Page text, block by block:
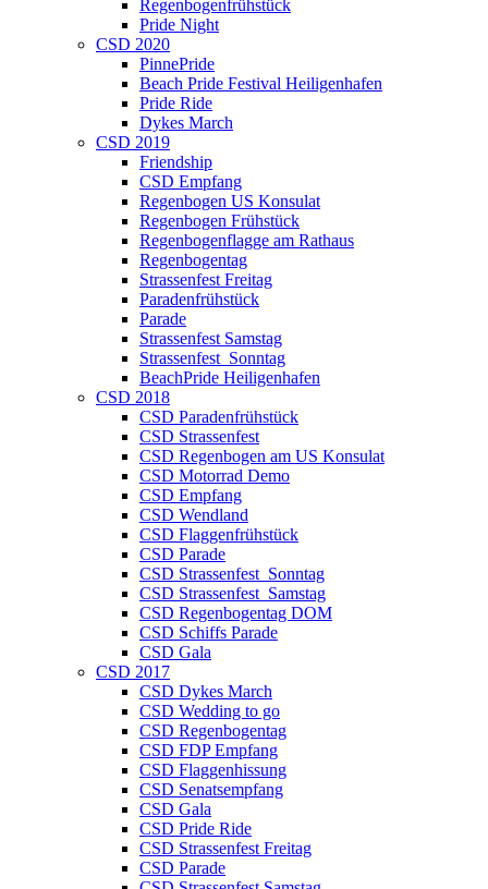
Regenbogenfrühstück
Pride Night
CSD 2020
PinnePride
Beach Pride Festival Heiligenhafen
Pride Ride
Dykes March
CSD 2019
Friendship
CSD Empfang
Regenbogen US Konsulat
Regenbogen Frühstück
Regenbogenflagge am Rathaus
Regenbogentag
Strassenfest Freitag
Paradenfrühstück
Parade
Strassenfest Samstag
Strassenfest_Sonntag
BeachPride Heiligenhafen
CSD 2018
CSD Paradenfrühstück
CSD Strassenfest
CSD Regenbogen am US Konsulat
CSD Motorrad Demo
CSD Empfang
CSD Wendland
CSD Flaggenfrühstück
CSD Parade
CSD Strassenfest_Sonntag
CSD Strassenfest_Samstag
CSD Regenbogentag DOM
CSD Schiffs Parade
CSD Gala
CSD 2017
CSD Dykes March
CSD Wedding to go
CSD Regenbogentag
CSD FDP Empfang
CSD Flaggenhissung
CSD Senatsempfang
CSD Gala
CSD Pride Ride
CSD Strassenfest Freitag
CSD Parade